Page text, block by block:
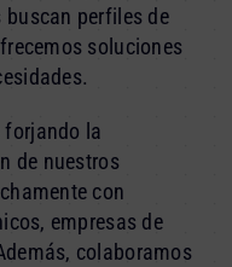
perfiles de
soluciones
forjando la
de nuestros
con
empresas de
colaboramos